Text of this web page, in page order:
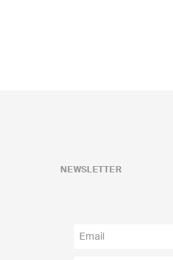
NEWSLETTER